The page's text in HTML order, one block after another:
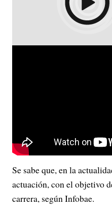
Se sabe que, en la
actuación, con el objetivo
carrera, según Infobae.